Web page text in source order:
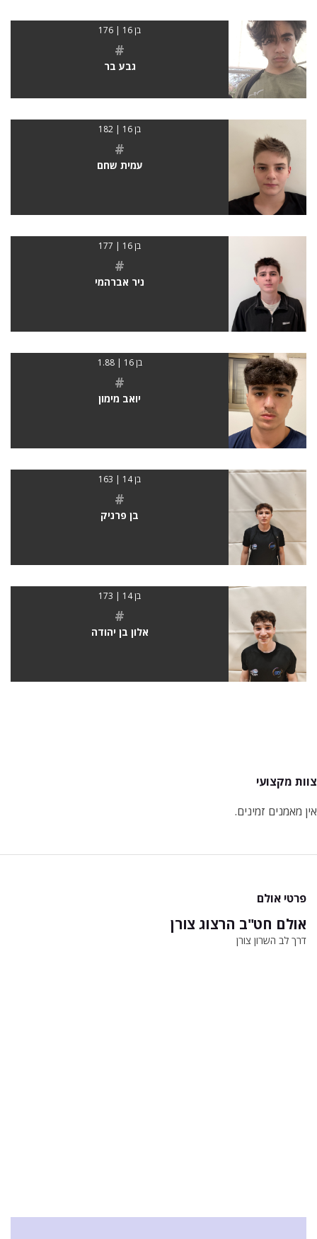
בן 16 | 176
#
גבע בר
בן 16 | 182
#
עמית שחם
בן 16 | 177
#
ניר אברהמי
בן 16 | 1.88
#
יואב מימון
בן 14 | 163
#
בן פרניק
בן 14 | 173
#
אלון בן יהודה
צוות מקצועי
אין מאמנים זמינים.
פרטי אולם
אולם חט"ב הרצוג צורן
דרך לב השרון צורן